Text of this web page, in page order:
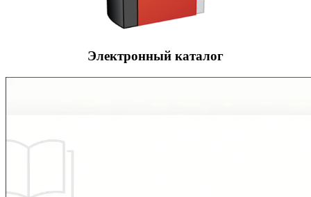
Электронный каталог